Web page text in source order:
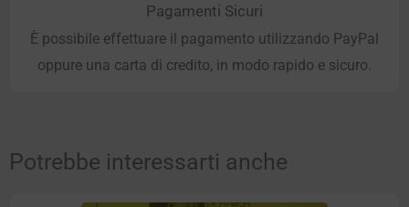
Pagamenti Sicuri
È possibile effettuare il pagamento utilizzando PayPal
oppure una carta di credito, in modo rapido e sicuro.
Potrebbe interessarti anche